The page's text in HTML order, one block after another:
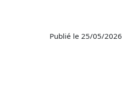
Publié le 25/05/2026